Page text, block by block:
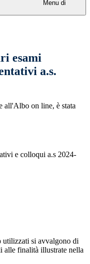
Menu di
esami
a.s.
all'Albo on line, è stata
e colloqui a.s 2024-
utilizzati si avvalgono di
alle finalità illustrate nella